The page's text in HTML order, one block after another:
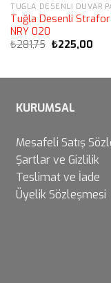
TUĞLA DESENLI DUVAR
Tuğla Desenli
NRY 020
₺281,75 Orijinal
₺225,00Şu
KURUMSAL
Mesafeli Satış
Şartlar ve Gizlilik
Teslimat ve İade
Üyelik Sözleşmesi